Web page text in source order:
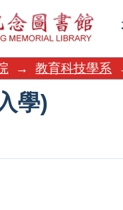
學)
→ 教育科技學系
學)